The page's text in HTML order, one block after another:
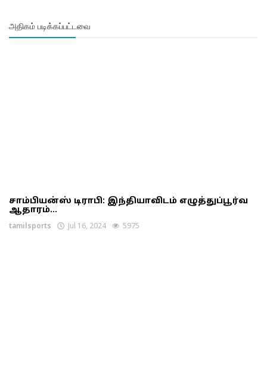
அதிகம் படிக்கப்பட்டவை
சாம்பியன்ஸ் டிராபி: இந்தியாவிடம் எழுத்துப்பூர்வ
ஆதாரம்...
tamilsports Jul 16, 2024 5975